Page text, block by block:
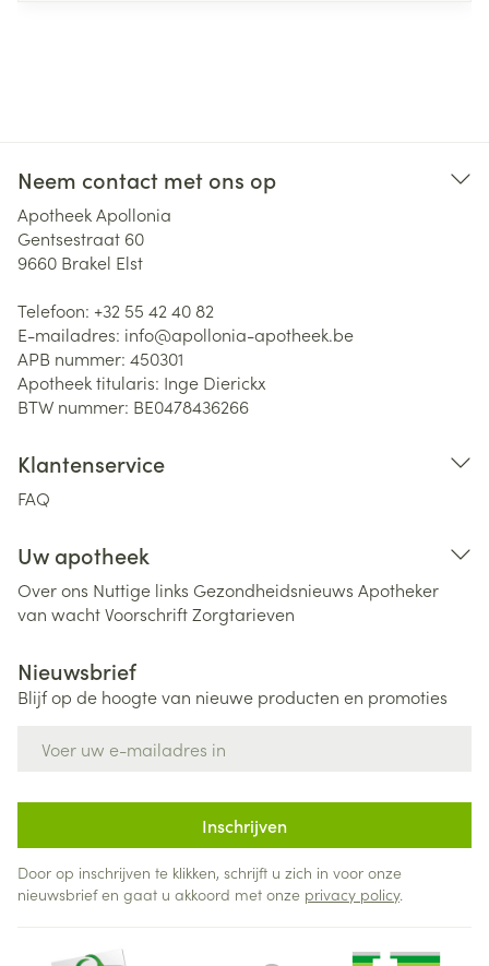
Neem contact met ons op
Apotheek Apollonia
Gentsestraat 60
9660 Brakel Elst
Telefoon: +32 55 42 40 82
E-mailadres: info@apollonia-apotheek.be
APB nummer: 450301
Apotheek titularis: Inge Dierickx
BTW nummer: BE0478436266
Klantenservice
FAQ
Uw apotheek
Over ons Nuttige links Gezondheidsnieuws Apotheker
van wachtVoorschriftZorgtarieven
Nieuwsbrief
Blijf op de hoogte van nieuwe producten en promoties
Inschrijven
Door op inschrijven te klikken, schrijft u zich in voor onze
nieuwsbrief en gaat u akkoord met onze privacy policy.